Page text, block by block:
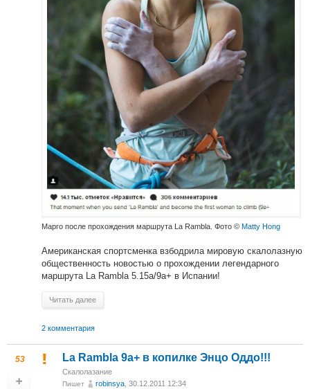
Марго после прохождения маршрута La Rambla. Фото © Matty Hong
Американская спортсменка взбодрила мировую скалолазную
общественность новостью о прохождении легендарного
маршрута La Rambla 5.15a/9a+ в Испании!
Читать далее
2 комментария
53 La Rambla 9а+ в копилке Энцо Оддо!!!
Скалолазание
Пишет robinsya , 30.12.2011 12:34